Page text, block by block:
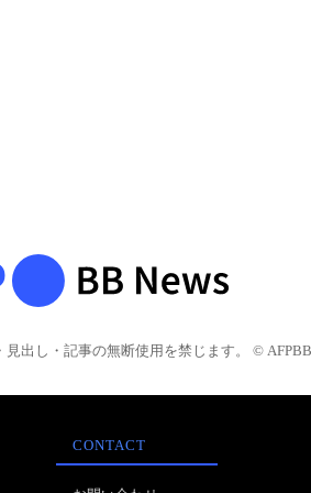
見出し・記事の無断使用を禁じます。 © AFPBB
CONTACT